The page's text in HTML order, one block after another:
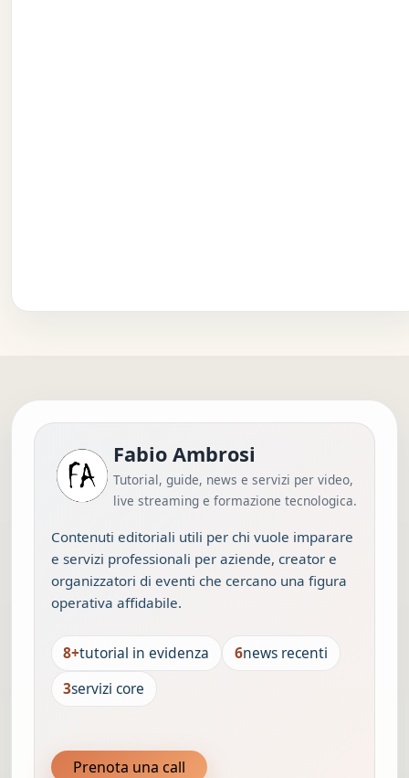
Fabio Ambrosi
Tutorial, guide, news e servizi per video,
live streaming e formazione tecnologica.
Contenuti editoriali utili per chi vuole imparare
e servizi professionali per aziende, creator e
organizzatori di eventi che cercano una figura
operativa affidabile.
8+tutorial in evidenza 6news recenti
3servizi core
Prenota una call